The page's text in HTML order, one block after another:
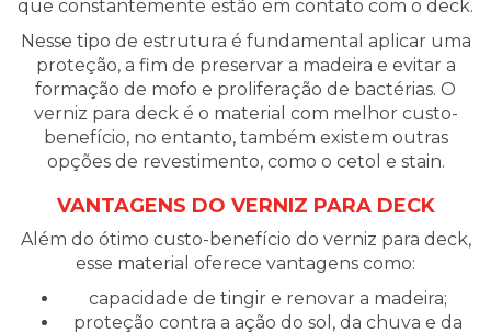
que constantemente estão em contato com o deck.
Nesse tipo de estrutura é fundamental aplicar uma
proteção, a fim de preservar a madeira e evitar a
formação de mofo e proliferação de bactérias. O
verniz para deck é o material com melhor custo-
benefício, no entanto, também existem outras
opções de revestimento, como o cetol e stain.
VANTAGENS DO VERNIZ PARA DECK
Além do ótimo custo-benefício do verniz para deck,
esse material oferece vantagens como:
capacidade de tingir e renovar a madeira;
proteção contra a ação do sol, da chuva e da